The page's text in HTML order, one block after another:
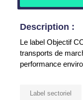
Description :
Le label Objectif
transports de
performance
Label sectoriel